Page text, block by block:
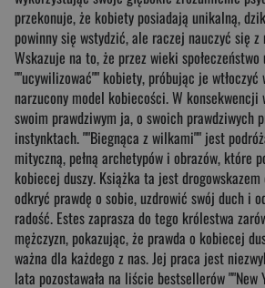
przekonuje, że kobiety posiadają unikalną,
powinny się wstydzić, ale raczej nauczyć się
Wskazuje na to, że przez wieki społeczeństwo
""ucywilizować"" kobiety, próbując je wtłoczyć
narzucony model kobiecości. W
swoim prawdziwym ja, o swoich prawdziwych
instynktach. ""Biegnąca z wilkami"" jest
mityczną, pełną archetypów i obrazów, które
kobiecej duszy. Książka ta jest
odkryć prawdę o sobie, uzdrowić swój duch i
radość. Estes zaprasza do tego królestwa
mężczyzn, pokazując, że prawda o kobiecej
ważna dla każdego z nas. Jej praca jest
lata pozostawała na liście bestsellerów ""New